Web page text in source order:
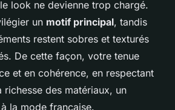
look ne devienne trop chargé.
un motif principal, tandis
restent sobres et texturés
De cette façon, votre tenue
et en cohérence, en respectant
richesse des matériaux, un
la mode française.